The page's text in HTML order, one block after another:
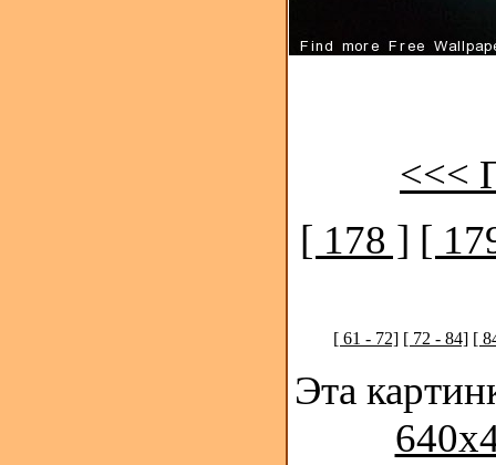
<<<
[ 178 ] [
[ 61 - 72] [ 72 - 84] [
Эта